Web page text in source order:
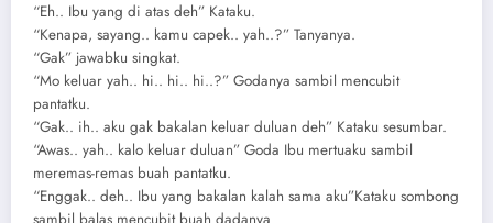
“Eh.. Ibu yang di atas deh” Kataku.
“Kenapa, sayang.. kamu capek.. yah..?” Tanyanya.
“Gak” jawabku singkat.
“Mo keluar yah.. hi.. hi.. hi..?” Godanya sambil mencubit
pantatku.
“Gak.. ih.. aku gak bakalan keluar duluan deh” Kataku sesumbar.
“Awas.. yah.. kalo keluar duluan” Goda Ibu mertuaku sambil
meremas-remas buah pantatku.
“Enggak.. deh.. Ibu yang bakalan kalah sama aku”Kataku sombong